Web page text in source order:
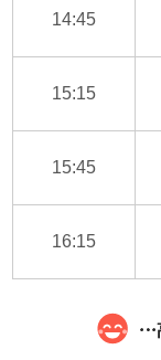
14:45
15:15
15:45
16:15